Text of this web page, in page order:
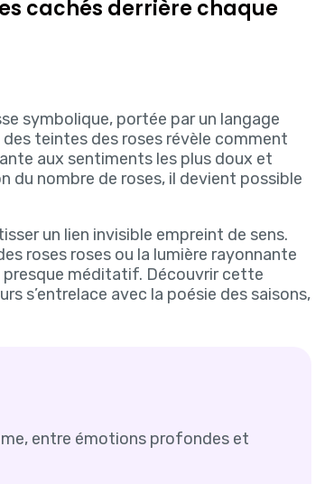
cachés derrière chaque
symbolique, portée par un langage
teintes des roses révèle comment
aux sentiments les plus doux et
du nombre de roses, il devient possible
un lien invisible empreint de sens.
roses roses ou la lumière rayonnante
presque méditatif. Découvrir cette
s’entrelace avec la poésie des saisons,
entre émotions profondes et